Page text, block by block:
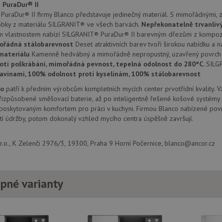
PuraDur® II
PuraDur® II firmy Blanco představuje jedinečný materiál. S
z materiálu SILGRANIT® ve všech barvách. Nepřekonatelně
vlastnostem nabízí SILGRANIT® PuraDur® II barevným dřezům z
stálobarevnost Deset atraktivních barev tvoří širokou nabídku a
Kamenně hedvábný a mimořádně nepropustný, uzavřený
poškrábání, mimořádná pevnost, tepelná odolnost do 280°C.
100% odolnost proti kyselinám, 100% stálobarevnost
patří k předním výrobcům kompletních mycích center prvotřídní kvality.
směšovací baterie, až po inteligentně řešené košové
komfortem pro práci v kuchyni. Firmou Blanco nabízené
údržby, potom dokonalý vzhled mycího centra úspěšně završují.
K Zelenči 2976/3, 19300, Praha 9 Horní Počernice, blanco@ancor.cz
varianty
mohl vidět před návštěvou uvedeného
.seznam.cz
4 týdny 2
dny
Toto je velmi běžný název souboru
nalezen jako soubor cookie relace, bude
použit jako pro správu stavu relace.
.drezy-
blanco.cz
4 týdny 2
dny
Toto je velmi běžný název souboru
nalezen jako soubor cookie relace, bude
použit jako pro správu stavu relace.
Google LLC
.doubleclick.net
15 minut
Tento soubor cookie nastavuje
(kterou vlastní společnost Google), aby
návštěvníka webu podporuje soubory
Google LLC
.youtube.com
Zavřením
prohlížeče
Tento soubor cookie nastavuje YouTube
zobrazení vložených videí.
.drezy-
provádí informace o tom, jak koncový
webové stránky a jakoukoli reklamu,
Google LLC
.youtube.com